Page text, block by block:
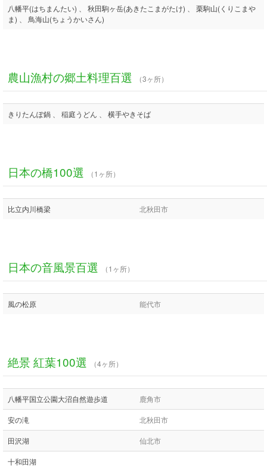
八幡平(はちまんたい) 、 秋田駒ヶ岳(あきたこまがたけ) 、 栗駒山(くりこまや
ま) 、 鳥海山(ちょうかいさん)
農山漁村の郷土料理百選 （3ヶ所）
きりたんぽ鍋 、 稲庭うどん 、 横手やきそば
日本の橋100選 （1ヶ所）
比立内川橋梁 北秋田市
日本の音風景百選 （1ヶ所）
風の松原 能代市
絶景 紅葉100選 （4ヶ所）
八幡平国立公園大沼自然遊歩道 鹿角市
安の滝 北秋田市
田沢湖 仙北市
十和田湖